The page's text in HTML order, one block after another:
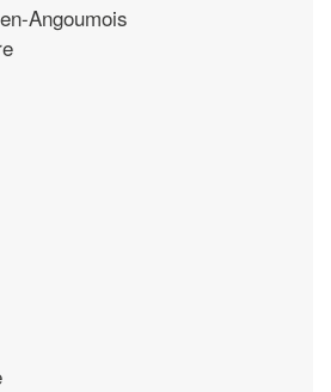
Angoumois